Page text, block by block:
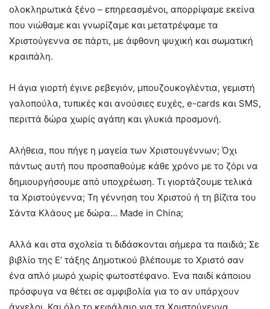
ολοκληρωτικά ξένο – επηρεασμένοι, απορρίψαμε εκείνα
που νιώθαμε και γνωρίζαμε και μετατρέψαμε τα
Χριστούγεννα σε πάρτι, με άφθονη ψυχική και σωματική
κραιπάλη.
Η άγια γιορτή έγινε ρεβεγιόν, μπουζουκογλέντια, γεμιστή
γαλοπούλα, τυπικές και ανούσιες ευχές, e-cards και SMS,
περιττά δώρα χωρίς αγάπη και γλυκιά προσμονή.
Αλήθεια, που πήγε η μαγεία των Χριστουγέννων; Όχι
πάντως αυτή που προσπαθούμε κάθε χρόνο με το ζόρι να
δημιουργήσουμε από υποχρέωση. Τι γιορτάζουμε τελικά
τα Χριστούγεννα; Τη γέννηση του Χριστού ή τη βίζιτα του
Σάντα Κλάους με δώρα… Made in China;
Αλλά και στα σχολεία τι διδάσκονται σήμερα τα παιδιά; Σε
βιβλίο της Ε’ τάξης Δημοτικού βλέπουμε το Χριστό σαν
ένα απλό μωρό χωρίς φωτοστέφανο. Ένα παιδί κάποιου
πρόσφυγα να θέτει σε αμφιβολία για το αν υπάρχουν